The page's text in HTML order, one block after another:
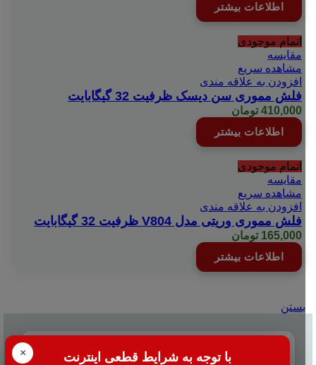
× با توجه به شرایط قطعی اینترنت
اطلاعات بیشتر
اتمام موجودی
مقایسه
مشاهده سریع
افزودن به علاقه مندی
فلش مموری سن دیسک ظرفیت 32 گیگابایت
410,000 تومان
اطلاعات بیشتر
اتمام موجودی
مقایسه
مشاهده سریع
افزودن به علاقه مندی
فلش مموری وریتی مدل V804 ظرفیت 32 گیگابایت
165,000 تومان
اطلاعات بیشتر
بستن
تماس با ما